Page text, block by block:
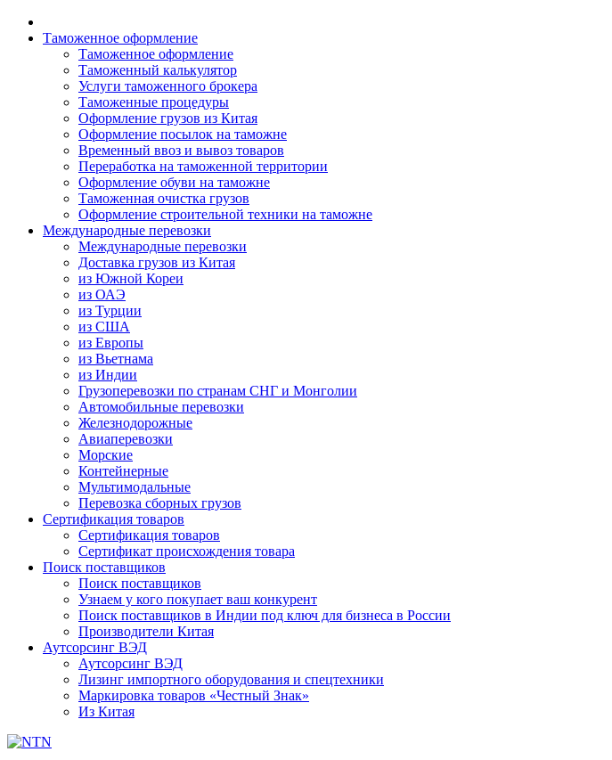
Таможенное оформление
Таможенное оформление
Таможенный калькулятор
Услуги таможенного брокера
Таможенные процедуры
Оформление грузов из Китая
Оформление посылок на таможне
Временный ввоз и вывоз товаров
Переработка на таможенной территории
Оформление обуви на таможне
Таможенная очистка грузов
Оформление строительной техники на таможне
Международные перевозки
Международные перевозки
Доставка грузов из Китая
из Южной Кореи
из ОАЭ
из Турции
из США
из Европы
из Вьетнама
из Индии
Грузоперевозки по странам СНГ и Монголии
Автомобильные перевозки
Железнодорожные
Авиаперевозки
Морские
Контейнерные
Мультимодальные
Перевозка сборных грузов
Сертификация товаров
Сертификация товаров
Сертификат происхождения товара
Поиск поставщиков
Поиск поставщиков
Узнаем у кого покупает ваш конкурент
Поиск поставщиков в Индии под ключ для бизнеса в России
Производители Китая
Аутсорсинг ВЭД
Аутсорсинг ВЭД
Лизинг импортного оборудования и спецтехники
Маркировка товаров «Честный Знак»
Из Китая